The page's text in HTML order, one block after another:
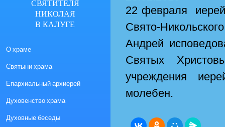
22 февраля
Свято-
Андрей
Святых
учреждения
молебен.
СВЯТИТЕЛЯ
НИКОЛАЯ
В КАЛУГЕ
О храме
Святыни храма
Епархиальный архиерей
Духовенство храма
Духовные беседы